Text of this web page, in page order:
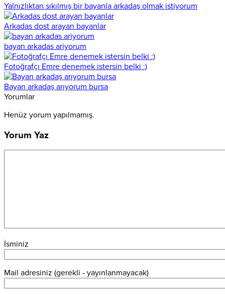
Yalnızlıktan sıkılmış bir bayanla arkadaş olmak istiyorum
Arkadas dost arayan bayanlar
bayan arkadas ariyorum
Fotoğrafçı Emre denemek istersin belki :)
Bayan arkadaş arıyorum bursa
Yorumlar
Henüz yorum yapılmamış.
Yorum Yaz
İsminiz
Mail adresiniz (gerekli - yayınlanmayacak)